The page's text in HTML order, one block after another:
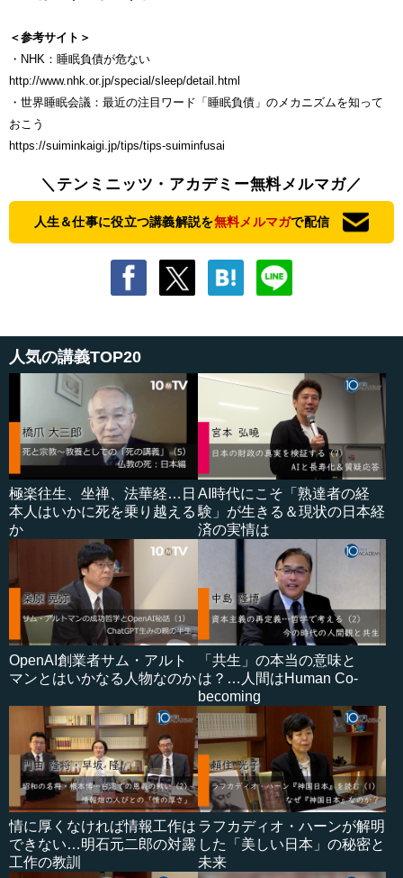
＜参考サイト＞
・NHK：睡眠負債が危ない
http://www.nhk.or.jp/special/sleep/detail.html
・世界睡眠会議：最近の注目ワード「睡眠負債」のメカニズムを知って
おこう
https://suiminkaigi.jp/tips/tips-suiminfusai
＼テンミニッツ・アカデミー無料メルマガ／
人生＆仕事に役立つ講義解説を無料メルマガで配信
人気の講義TOP20
極楽往生、坐禅、法華経…日
本人はいかに死を乗り越える
か
AI時代にこそ「熟達者の経
験」が生きる＆現状の日本経
済の実情は
OpenAI創業者サム・アルト
マンとはいかなる人物なのか
「共生」の本当の意味と
は？…人間はHuman Co-
becoming
情に厚くなければ情報工作は
できない…明石元二郎の対露
工作の教訓
ラフカディオ・ハーンが解明
した「美しい日本」の秘密と
未来